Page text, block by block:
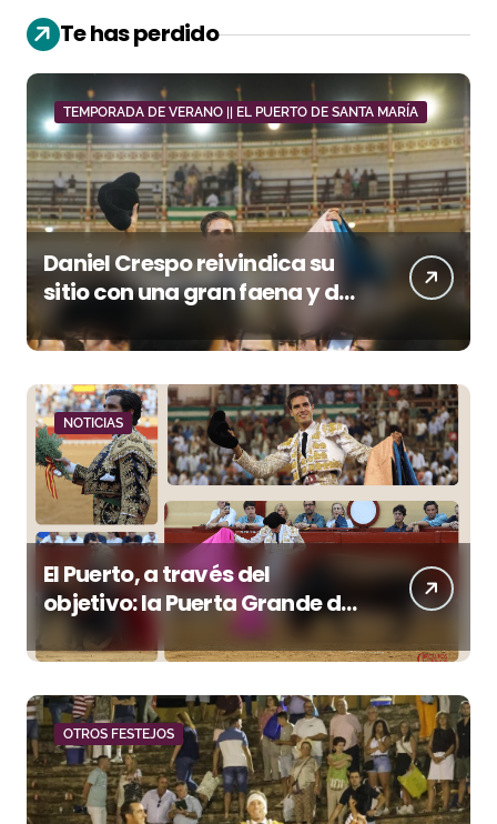
Te has perdido
TEMPORADA DE VERANO || EL PUERTO DE SANTA MARÍA
Daniel Crespo reivindica su
sitio con una gran faena y dos
orejas
NOTICIAS
El Puerto, a través del
objetivo: la Puerta Grande de
Crespo y el aroma de
Morante
OTROS FESTEJOS